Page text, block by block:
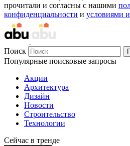
прочитали и согласны с нашими
конфиденциальности и условиями
Поиск
Популярные поисковые запросы
Акции
Архитектура
Дизайн
Новости
Строительство
Технологии
Сейчас в тренде